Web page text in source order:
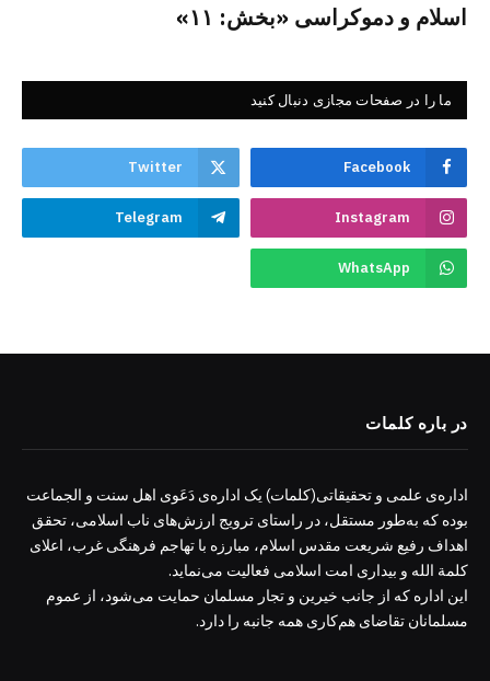
اسلام و دموکراسی «بخش: ۱۱»
ما را در صفحات مجازی دنبال کنید
Facebook
Twitter
Instagram
Telegram
WhatsApp
در باره کلمات
اداره‌ی علمی و تحقیقاتی(کلمات) یک اداره‌ی دَعَوی اهل سنت و الجماعت
بوده که به‌طور مستقل، در راستای ترویج ارزش‌های ناب اسلامی، تحقق
اهداف رفیع شریعت مقدس اسلام، مبارزه با تهاجم فرهنگی غرب، اعلای
کلمة الله و بیداری امت اسلامی فعالیت می‌نماید.
این اداره که از جانب خیرین و تجار مسلمان حمایت می‌شود، از عموم
مسلمانان تقاضای هم‌کاری همه جانبه را دارد.